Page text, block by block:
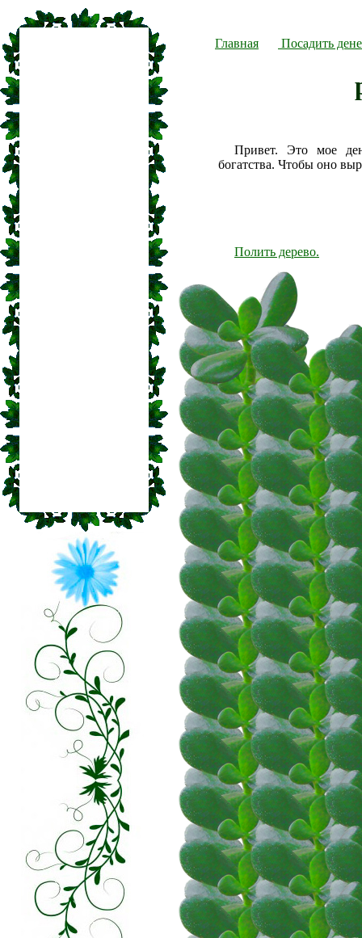
Главная Посадить
Привет. Это мое
богатства. Чтобы оно
Полить дерево.